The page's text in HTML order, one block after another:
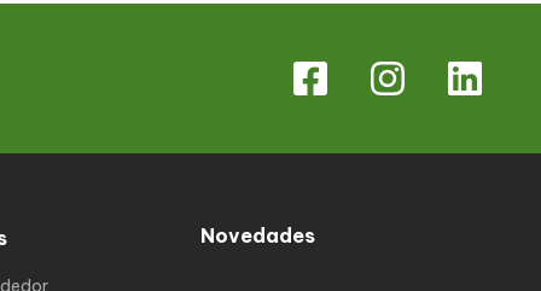
Novedades